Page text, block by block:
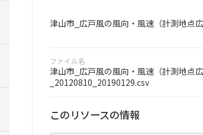
津山市_広戸風の風向・風速（計測地点
ファイル名
津山市_広戸風の風向・風速（計測地点広
_20120810_20190129.csv
このリソースの情報